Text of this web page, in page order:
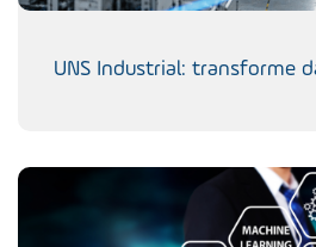
UNS Industrial: transforme